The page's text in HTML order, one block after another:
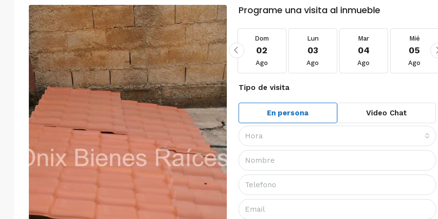
Programe una visita al inmueble
Jue
13
Ago
Vie
14
Ago
Sáb
15
Ago
Dom
16
Ago
Dom
02
Ago
Lun
03
Ago
Mar
04
Ago
Mié
05
Ago
Tipo de visita
En persona Video Chat
Hora